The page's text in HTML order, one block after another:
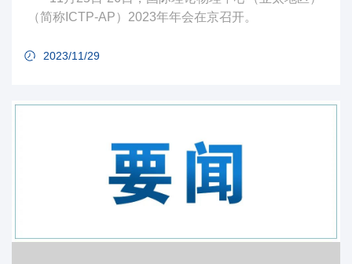
（简称ICTP-AP）2023年年会在京召开。
2023/11/29